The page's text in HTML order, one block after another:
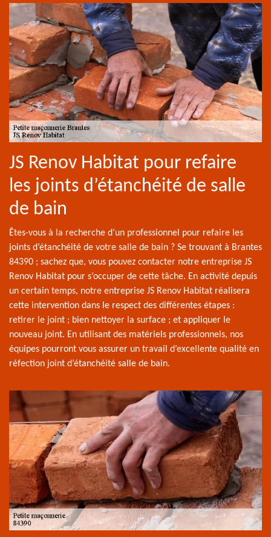
JS Renov Habitat pour refaire
les joints d’étanchéité de salle
de bain
Êtes-vous à la recherche d’un professionnel pour refaire les
joints d’étanchéité de votre salle de bain ? Se trouvant à Brantes
84390 ; sachez que, vous pouvez contacter notre entreprise JS
Renov Habitat pour s’occuper de cette tâche. En activité depuis
un certain temps, notre entreprise JS Renov Habitat réalisera
cette intervention dans le respect des différentes étapes :
retirer le joint ; bien nettoyer la surface ; et appliquer le
nouveau joint. En utilisant des matériels professionnels, nos
équipes pourront vous assurer un travail d’excellente qualité en
réfection joint d’étanchéité salle de bain.